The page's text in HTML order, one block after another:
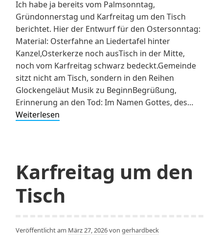
Ich habe ja bereits vom Palmsonntag,
Gründonnerstag und Karfreitag um den Tisch
berichtet. Hier der Entwurf für den Ostersonntag:
Material: Osterfahne an Liedertafel hinter
Kanzel,Osterkerze noch ausTisch in der Mitte,
noch vom Karfreitag schwarz bedeckt.Gemeinde
sitzt nicht am Tisch, sondern in den Reihen
Glockengeläut Musik zu BeginnBegrüßung,
Erinnerung an den Tod: Im Namen Gottes, des…
Weiterlesen
Karfreitag um den
Tisch
Veröffentlicht am März 27, 2026von gerhardbeck